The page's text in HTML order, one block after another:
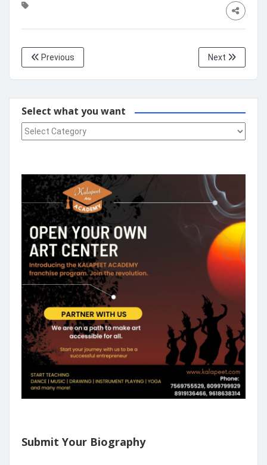
Previous Next
Select what you want
Select what you want
Submit Your Biography